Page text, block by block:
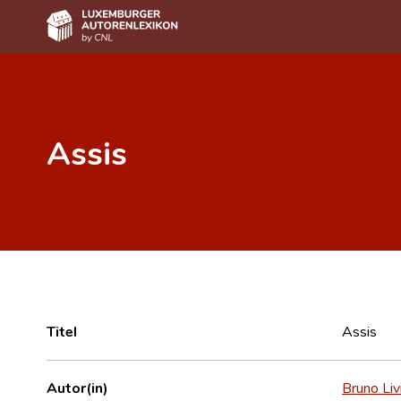
Erweiterte Suche
Assis
Titel Assis
Autor(in) Bruno